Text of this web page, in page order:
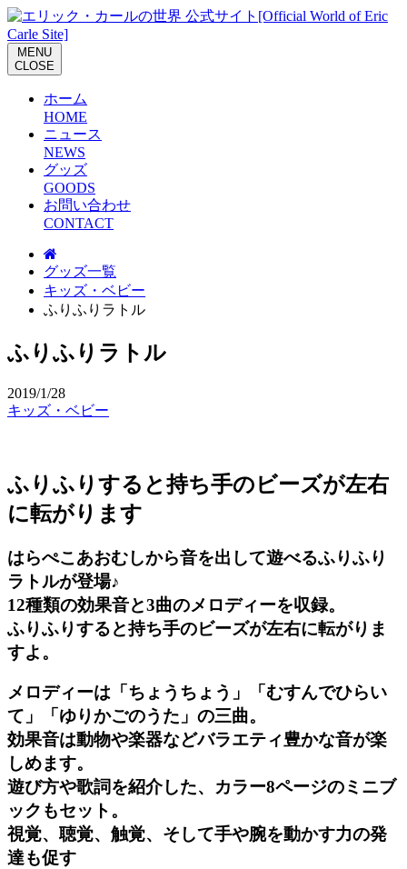
M ENU
CLOS E
ホーム
HOME
ニュース
NEWS
グッズ
GOODS
お問い合わせ
CONTACT
グッズ一覧
キッズ・ベビー
ふりふりラトル
ふりふりラトル
2019/1/28
キッズ・ベビー
ふりふりすると持ち手のビーズが左右
に転がります
はらぺこあおむしから音を出して遊べるふりふり
ラトルが登場♪
12種類の効果音と3曲のメロディーを収録。
ふりふりすると持ち手のビーズが左右に転がりま
すよ。
メロディーは「ちょうちょう」「むすんでひらい
て」「ゆりかごのうた」の三曲。
効果音は動物や楽器などバラエティ豊かな音が楽
しめます。
遊び方や歌詞を紹介した、カラー8ページのミニブ
ックもセット。
視覚、聴覚、触覚、そして手や腕を動かす力の発
達も促す